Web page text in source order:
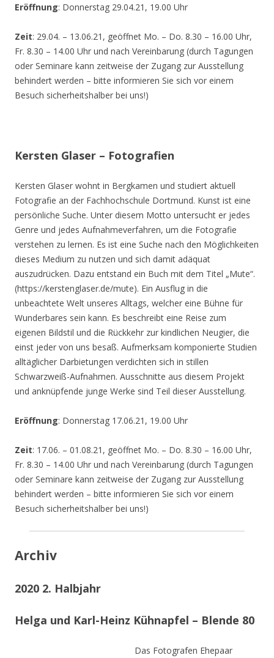
Eröffnung: Donnerstag 29.04.21, 19.00 Uhr
Zeit: 29.04. – 13.06.21, geöffnet Mo. – Do. 8.30 – 16.00 Uhr,
Fr. 8.30 – 14.00 Uhr und nach Vereinbarung (durch Tagungen
oder Seminare kann zeitweise der Zugang zur Ausstellung
behindert werden – bitte informieren Sie sich vor einem
Besuch sicherheitshalber bei uns!)
Kersten Glaser – Fotografien
Kersten Glaser wohnt in Bergkamen und studiert aktuell
Fotografie an der Fachhochschule Dortmund. Kunst ist eine
persönliche Suche. Unter diesem Motto untersucht er jedes
Genre und jedes Aufnahmeverfahren, um die Fotografie
verstehen zu lernen. Es ist eine Suche nach den Möglichkeiten
dieses Medium zu nutzen und sich damit adäquat
auszudrücken. Dazu entstand ein Buch mit dem Titel „Mute“.
(https://kerstenglaser.de/mute). Ein Ausflug in die
unbeachtete Welt unseres Alltags, welcher eine Bühne für
Wunderbares sein kann. Es beschreibt eine Reise zum
eigenen Bildstil und die Rückkehr zur kindlichen Neugier, die
einst jeder von uns besaß. Aufmerksam komponierte Studien
alltäglicher Darbietungen verdichten sich in stillen
Schwarzweiß-Aufnahmen. Ausschnitte aus diesem Projekt
und anknüpfende junge Werke sind Teil dieser Ausstellung.
Eröffnung: Donnerstag 17.06.21, 19.00 Uhr
Zeit: 17.06. – 01.08.21, geöffnet Mo. – Do. 8.30 – 16.00 Uhr,
Fr. 8.30 – 14.00 Uhr und nach Vereinbarung (durch Tagungen
oder Seminare kann zeitweise der Zugang zur Ausstellung
behindert werden – bitte informieren Sie sich vor einem
Besuch sicherheitshalber bei uns!)
Archiv
2020 2. Halbjahr
Helga und Karl-Heinz Kühnapfel – Blende 80
Das Fotografen Ehepaar